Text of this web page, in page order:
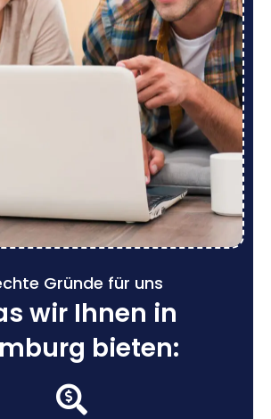
Gründe für uns
wir Ihnen in
bieten: